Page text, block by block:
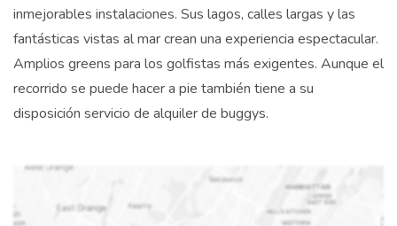
inmejorables instalaciones. Sus lagos, calles largas y las
fantásticas vistas al mar crean una experiencia espectacular.
Amplios greens para los golfistas más exigentes. Aunque el
recorrido se puede hacer a pie también tiene a su
disposición servicio de alquiler de buggys.